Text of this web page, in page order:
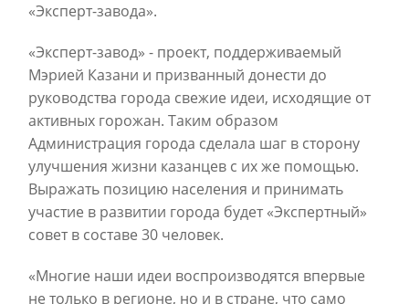
«Эксперт-завода».
«Эксперт-завод» - проект, поддерживаемый
Мэрией Казани и призванный донести до
руководства города свежие идеи, исходящие от
активных горожан. Таким образом
Администрация города сделала шаг в сторону
улучшения жизни казанцев с их же помощью.
Выражать позицию населения и принимать
участие в развитии города будет «Экспертный»
совет в составе 30 человек.
«Многие наши идеи воспроизводятся впервые
не только в регионе, но и в стране, что само